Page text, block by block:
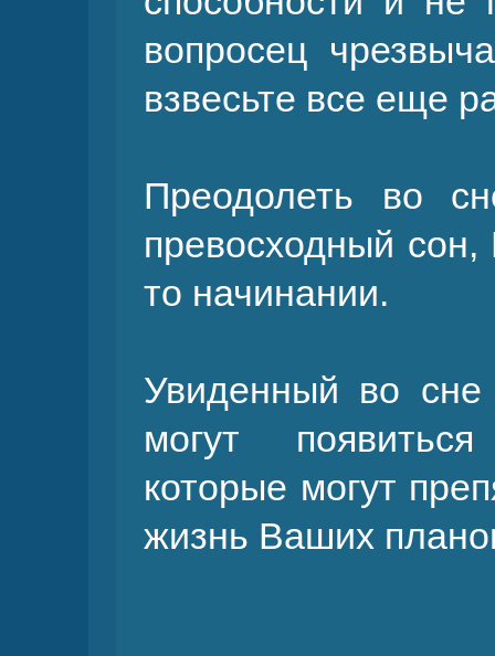
вопросец
взвесьте все еще
Преодолеть во
превосходный
то начинании.
Увиденный во
могут
которые могут
жизнь Ваших